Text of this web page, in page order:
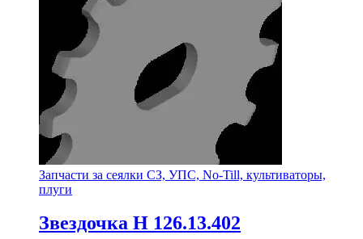
Запчасти за сеялки СЗ, УПС, No-Till, культиваторы,
плуги
Звездочка Н 126.13.402